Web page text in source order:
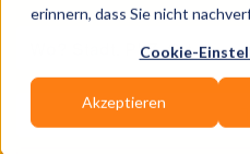
erinnern, dass Sie nicht
Cookie-
Akzeptieren